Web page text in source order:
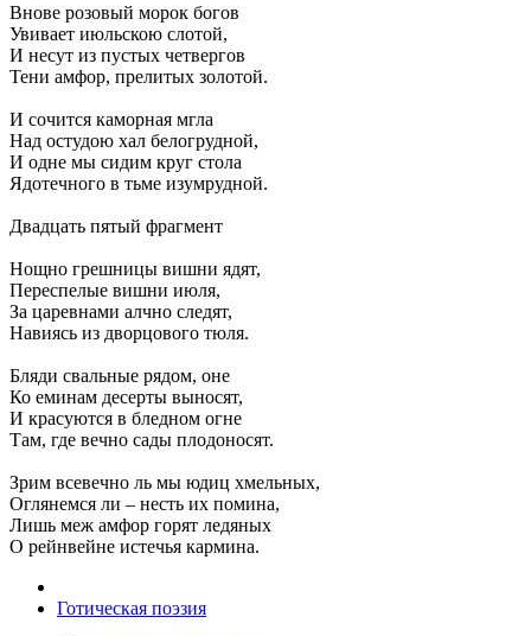
Внове розовый морок богов
Увивает июльскою слотой,
И несут из пустых четвергов
Тени амфор, прелитых золотой.
И сочится каморная мгла
Над остудою хал белогрудной,
И одне мы сидим круг стола
Ядотечного в тьме изумрудной.
Двадцать пятый фрагмент
Нощно грешницы вишни ядят,
Переспелые вишни июля,
За царевнами алчно следят,
Навиясь из дворцового тюля.
Бляди свальные рядом, оне
Ко еминам десерты выносят,
И красуются в бледном огне
Там, где вечно сады плодоносят.
Зрим всевечно ль мы юдиц хмельных,
Оглянемся ли – несть их помина,
Лишь меж амфор горят ледяных
О рейнвейне истечья кармина.
Готическая поэзия